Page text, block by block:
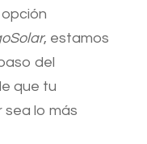
, estamos
del
que tu
sea lo más